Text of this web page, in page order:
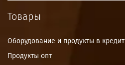
Товары
Оборудование и продукты в кредит
Продукты опт